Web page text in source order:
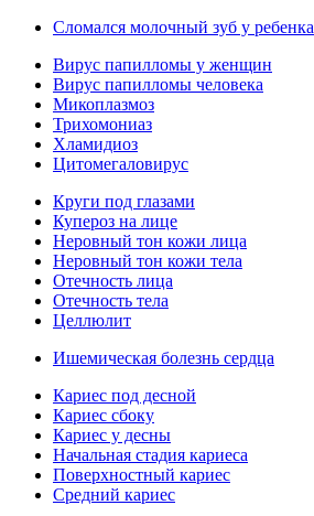
Сломался молочный зуб у ребенка
Вирус папилломы у женщин
Вирус папилломы человека
Микоплазмоз
Трихомониаз
Хламидиоз
Цитомегаловирус
Круги под глазами
Купероз на лице
Неровный тон кожи лица
Неровный тон кожи тела
Отечность лица
Отечность тела
Целлюлит
Ишемическая болезнь сердца
Кариес под десной
Кариес сбоку
Кариес у десны
Начальная стадия кариеса
Поверхностный кариес
Средний кариес